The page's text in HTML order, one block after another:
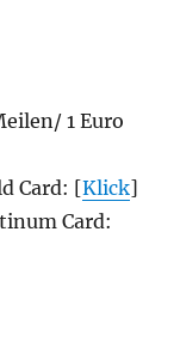
1 Euro
Card: [Klick]
Card: